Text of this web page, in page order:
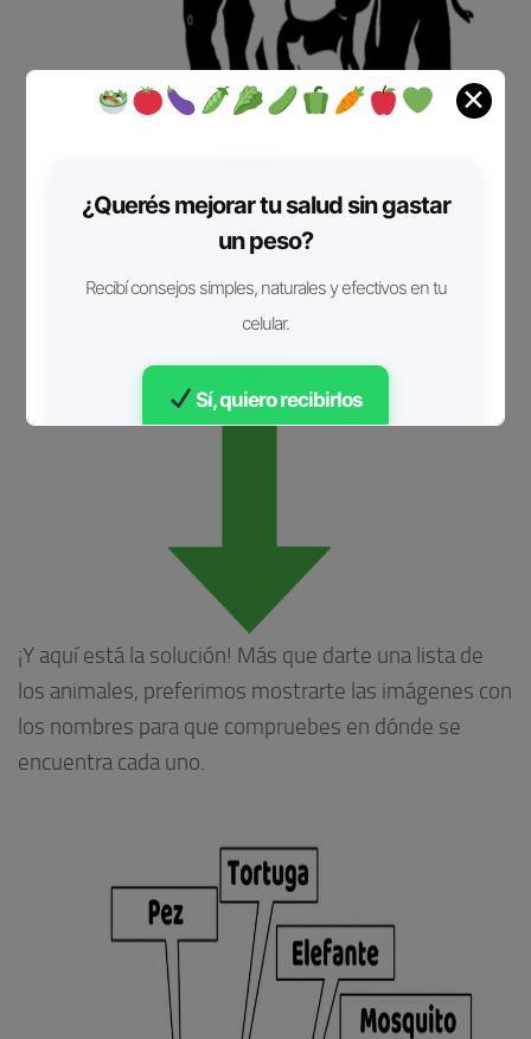
¡Y aquí está la solución! Más que darte una lista de
los animales, preferimos mostrarte las imágenes con
los nombres para que compruebes en dónde se
encuentra cada uno.
✕
¿Querés mejorar tu salud sin gastar
un peso?
Recibí consejos simples, naturales y efectivos en tu
celular.
Sí, quiero recibirlos